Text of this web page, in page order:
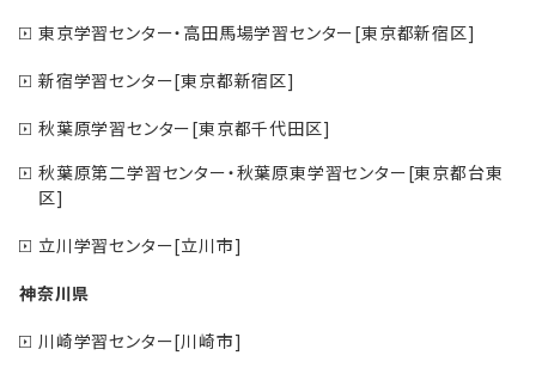
東京学習センター・高田馬場学習センター[東京都新宿区]
新宿学習センター[東京都新宿区]
秋葉原学習センター[東京都千代田区]
秋葉原第二学習センター・秋葉原東学習センター[東京都台東
区]
立川学習センター[立川市]
神奈川県
川崎学習センター[川崎市]